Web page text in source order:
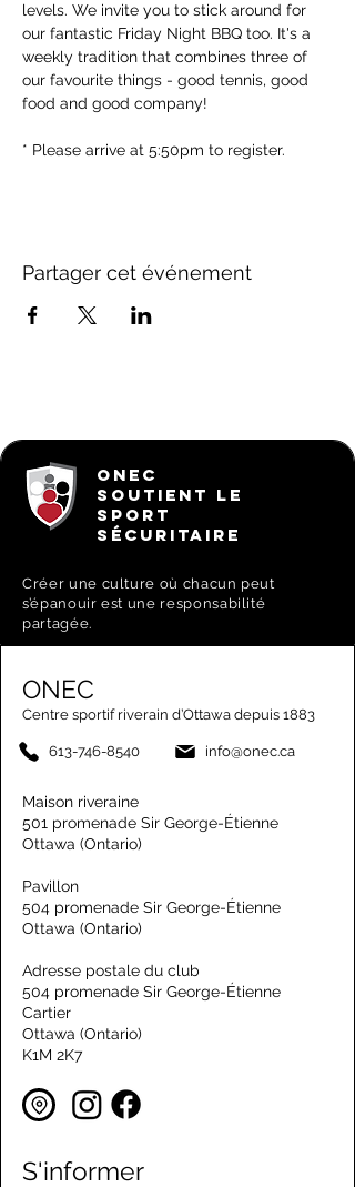
levels. We invite you to stick around for
our fantastic Friday Night BBQ too. It's a
weekly tradition that combines three of
our favourite things - good tennis, good
food and good company!
* Please arrive at 5:50pm to register.
Partager cet événement
ONEC
SOUTIENT LE
SPORT
SÉCURITAIRE
Créer une culture où chacun peut
s’épanouir est une responsabilité
partagée.
ONEC
Centre sportif riverain d’Ottawa depuis 1883
613-746-8540 info@onec.ca
Maison riveraine
501 promenade Sir George-Étienne
Ottawa (Ontario)
Pavillon
504 promenade Sir George-Étienne
Ottawa (Ontario)
Adresse postale du club
504 promenade Sir George-Étienne
Cartier
Ottawa (Ontario)
K1M 2K7
S'informer